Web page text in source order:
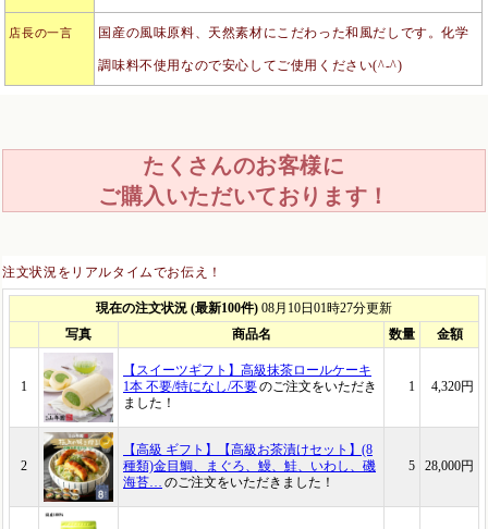
店長の一言 国産の風味原料、天然素材にこだわった和風だしです。化学
調味料不使用なので安心してご使用ください(^-^)
たくさんのお客様に
ご購入いただいております！
注文状況をリアルタイムでお伝え！